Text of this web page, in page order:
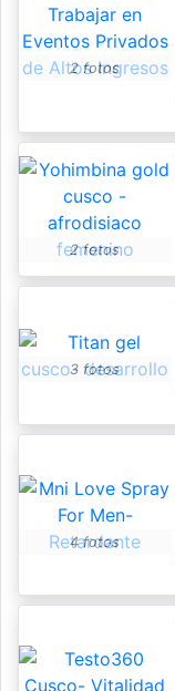
2 fotos
2 fotos
3 fotos
4 fotos